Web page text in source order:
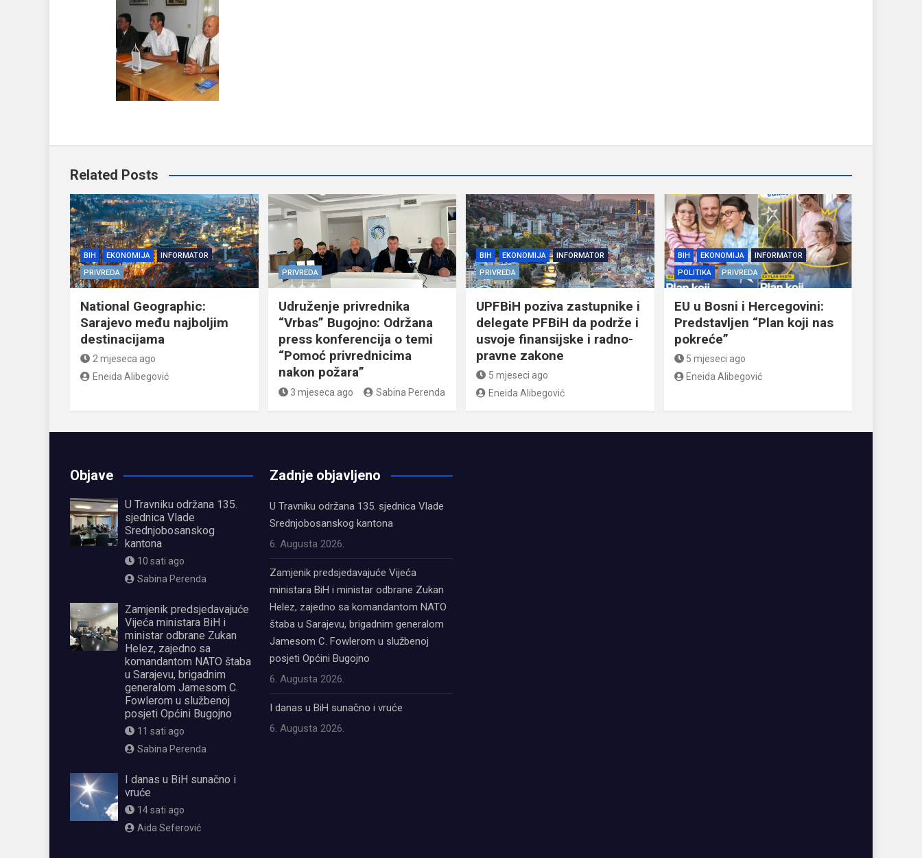
Related Posts
BIH EKONOMIJA
INFORMATOR
PRIVREDA
National Geographic:
Sarajevo među najboljim
destinacijama
2 mjeseca ago
Eneida Alibegović
PRIVREDA
Udruženje privrednika
“Vrbas” Bugojno: Održana
press konferencija o temi
“Pomoć privrednicima
nakon požara”
3 mjeseca ago Sabina Perenda
BIH EKONOMIJA
INFORMATOR
PRIVREDA
UPFBiH poziva zastupnike i
delegate PFBiH da podrže i
usvoje finansijske i radno-
pravne zakone
5 mjeseci ago
Eneida Alibegović
BIH EKONOMIJA
INFORMATOR
POLITIKA
PRIVREDA
EU u Bosni i Hercegovini:
Predstavljen “Plan koji nas
pokreće”
5 mjeseci ago
Eneida Alibegović
Objave
U Travniku održana 135.
sjednica Vlade
Srednjobosanskog
kantona
10 sati ago
Sabina Perenda
Zamjenik predsjedavajuće
Vijeća ministara BiH i
ministar odbrane Zukan
Helez, zajedno sa
komandantom NATO štaba
u Sarajevu, brigadnim
generalom Jamesom C.
Fowlerom u službenoj
posjeti Općini Bugojno
11 sati ago
Sabina Perenda
I danas u BiH sunačno i
vruće
14 sati ago
Aida Seferović
Zadnje objavljeno
U Travniku održana 135. sjednica Vlade
Srednjobosanskog kantona
6. Augusta 2026.
Zamjenik predsjedavajuće Vijeća
ministara BiH i ministar odbrane Zukan
Helez, zajedno sa komandantom NATO
štaba u Sarajevu, brigadnim generalom
Jamesom C. Fowlerom u službenoj
posjeti Općini Bugojno
6. Augusta 2026.
I danas u BiH sunačno i vruće
6. Augusta 2026.